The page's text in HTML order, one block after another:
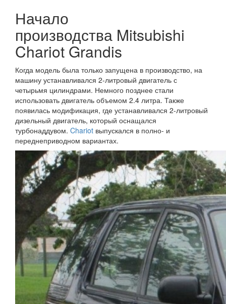
Начало
производства Mitsubishi
Chariot Grandis
Когда модель была только запущена в производство, на
машину устанавливался 2-литровый двигатель с
четырьмя цилиндрами. Немного позднее стали
использовать двигатель объемом 2.4 литра. Также
появилась модификация, где устанавливался 2-литровый
дизельный двигатель, который оснащался
турбонаддувом. Chariot выпускался в полно- и
переднеприводном вариантах.